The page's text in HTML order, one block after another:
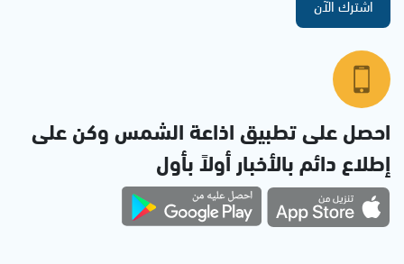
احصل على تطبيق اذاعة الشمس وكن على
إطلاع دائم بالأخبار أولاً بأول